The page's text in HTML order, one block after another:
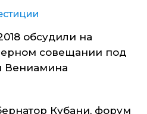
обсудили на
совещании под
Вениамина
Кубани, форум